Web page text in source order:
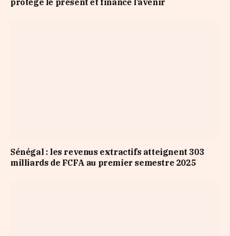
Sénégal : les revenus extractifs atteignent 303
milliards de FCFA au premier semestre 2025